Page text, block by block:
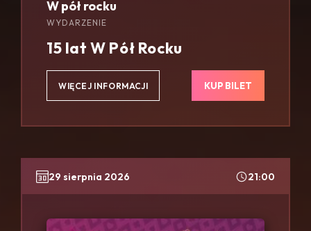
W pół rocku
WYDARZENIE
15 lat W Pół Rocku
WIĘCEJ INFORMACJI KUP BILET
29 sierpnia 2026 21:00